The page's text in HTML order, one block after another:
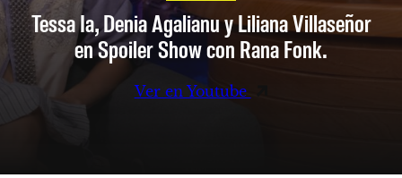
Tessa Ia, Denia Agalianu y Liliana Villaseñor
en Spoiler Show con Rana Fonk.
Ver en Youtube